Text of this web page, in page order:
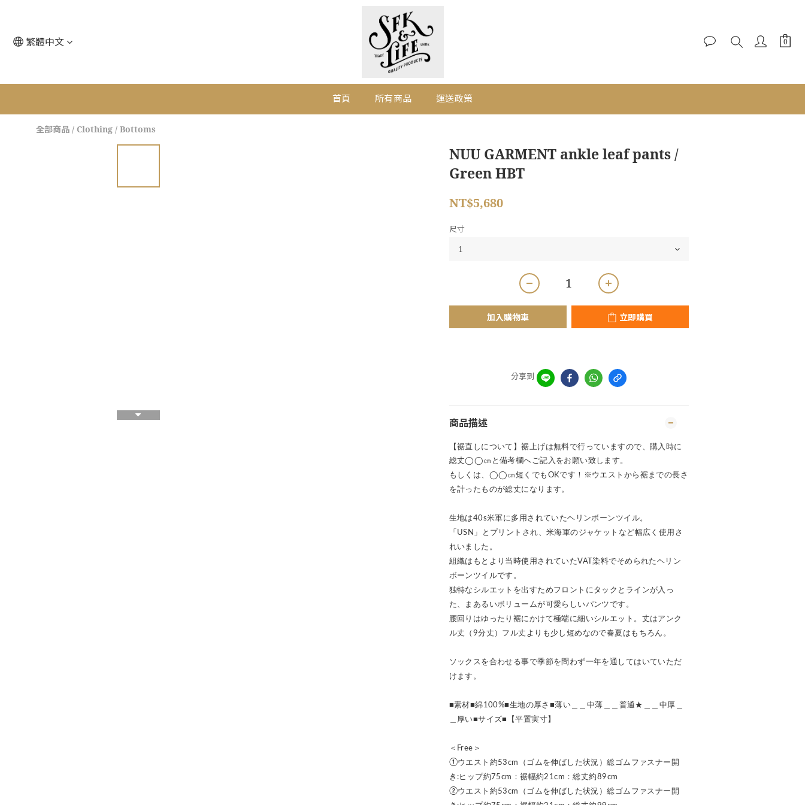
繁體中文
首頁 所有商品 運送政策
全部商品 / Clothing / Bottoms
NUU GARMENT ankle leaf pants /
Green HBT
NT$5,680
尺寸
加入購物車 立即購買
分享到
商品描述
【裾直しについて】裾上げは無料で行っていますので、購入時に
総丈◯◯㎝と備考欄へご記入をお願い致します。
もしくは、◯◯㎝短くでもOKです！※ウエストから裾までの長さ
を計ったものが総丈になります。
生地は40s米軍に多用されていたヘリンボーンツイル。
「USN」とプリントされ、米海軍のジャケットなど幅広く使用さ
れいました。
組織はもとより当時使用されていたVAT染料でそめられたヘリン
ボーンツイルです。
独特なシルエットを出すためフロントにタックとラインが入っ
た、まあるいボリュームが可愛らしいパンツです。
腰回りはゆったり裾にかけて極端に細いシルエット。丈はアンク
ル丈（9分丈）フル丈よりも少し短めなので春夏はもちろん。
ソックスを合わせる事で季節を問わず一年を通してはいていただ
けます。
■素材■綿100%■生地の厚さ■薄い＿＿中薄＿＿普通★＿＿中厚＿
＿厚い■サイズ■【平置実寸】
＜Free＞
①ウエスト約53cm（ゴムを伸ばした状況）総ゴムファスナー開
き:ヒップ約75cm：裾幅約21cm：総丈約89cm
②ウエスト約53cm（ゴムを伸ばした状況）総ゴムファスナー開